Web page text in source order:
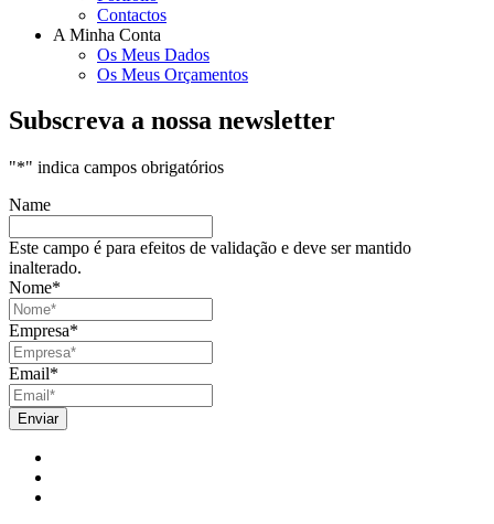
Contactos
A Minha Conta
Os Meus Dados
Os Meus Orçamentos
Subscreva a nossa newsletter
"*" indica campos obrigatórios
Name
Este campo é para efeitos de validação e deve ser mantido
inalterado.
Nome*
Empresa*
Email*